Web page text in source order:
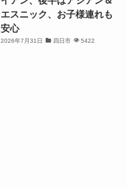
エスニック、お子様連れも
安心
2026年7月31日 四日市 5422